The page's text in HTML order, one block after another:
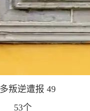
叛逆遭报 49
53个